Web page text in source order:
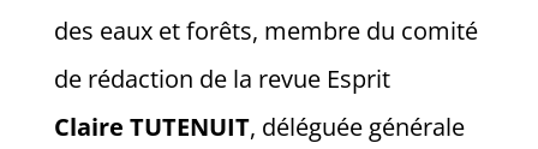
des eaux et forêts, membre du comité
de rédaction de la revue Esprit
Claire TUTENUIT, déléguée générale